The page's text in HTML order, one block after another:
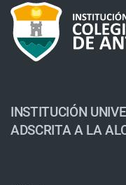
INSTITUCIÓN
ADSCRITA A LA